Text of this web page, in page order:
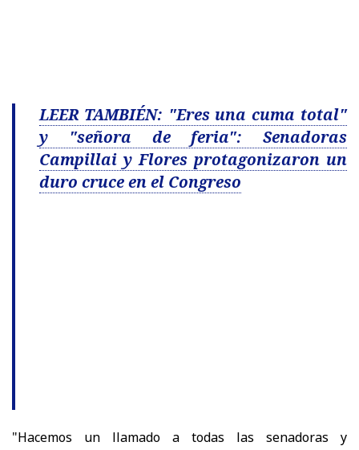
LEER TAMBIÉN: "Eres una cuma total"
y "señora de feria": Senadoras
Campillai y Flores protagonizaron un
duro cruce en el Congreso
"Hacemos un llamado a todas las senadoras y